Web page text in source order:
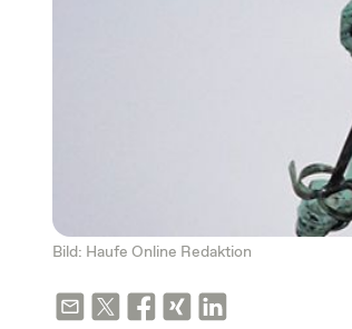
Bild: Haufe Online Redaktion